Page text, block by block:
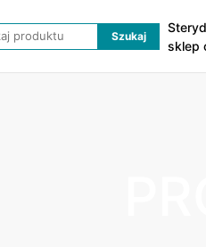
sklep